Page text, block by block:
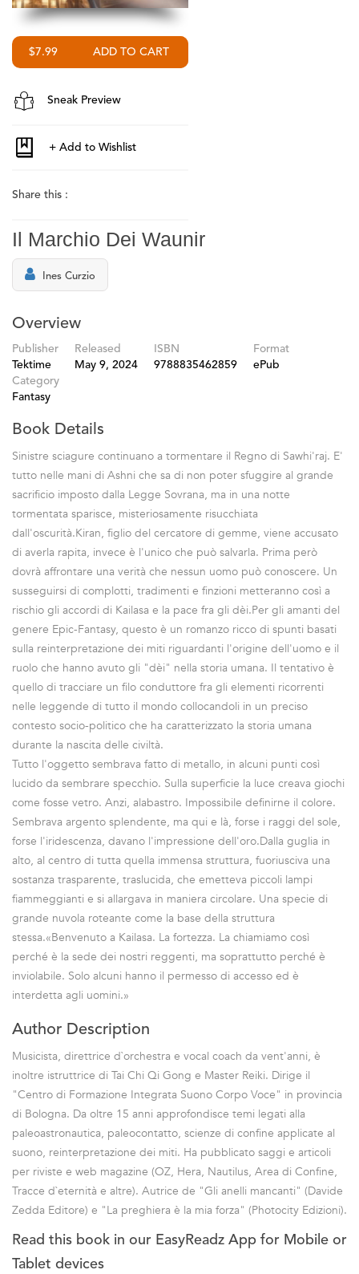
$7.99
Sneak Preview
Share this :
Il Marchio Dei Waunir
Ines Curzio
Overview
Publisher
Tektime
Released
May 9, 2024
ISBN
9788835462859
Format
ePub
Category
Fantasy
Book Details
Sinistre sciagure continuano a tormentare il Regno di Sawhi'raj. E'
tutto nelle mani di Ashni che sa di non poter sfuggire al grande
sacrificio imposto dalla Legge Sovrana, ma in una notte
tormentata sparisce, misteriosamente risucchiata
dall'oscurità.Kiran, figlio del cercatore di gemme, viene accusato
di averla rapita, invece è l'unico che può salvarla. Prima però
dovrà affrontare una verità che nessun uomo può conoscere. Un
susseguirsi di complotti, tradimenti e finzioni metteranno così a
rischio gli accordi di Kailasa e la pace fra gli dèi.Per gli amanti del
genere Epic-Fantasy, questo è un romanzo ricco di spunti basati
sulla reinterpretazione dei miti riguardanti l'origine dell'uomo e il
ruolo che hanno avuto gli "dèi" nella storia umana. Il tentativo è
quello di tracciare un filo conduttore fra gli elementi ricorrenti
nelle leggende di tutto il mondo collocandoli in un preciso
contesto socio-politico che ha caratterizzato la storia umana
durante la nascita delle civiltà.
Tutto l'oggetto sembrava fatto di metallo, in alcuni punti così
lucido da sembrare specchio. Sulla superficie la luce creava giochi
come fosse vetro. Anzi, alabastro. Impossibile definirne il colore.
Sembrava argento splendente, ma qui e là, forse i raggi del sole,
forse l'iridescenza, davano l'impressione dell'oro.Dalla guglia in
alto, al centro di tutta quella immensa struttura, fuoriusciva una
sostanza trasparente, traslucida, che emetteva piccoli lampi
fiammeggianti e si allargava in maniera circolare. Una specie di
grande nuvola roteante come la base della struttura
stessa.«Benvenuto a Kailasa. La fortezza. La chiamiamo così
perché è la sede dei nostri reggenti, ma soprattutto perché è
inviolabile. Solo alcuni hanno il permesso di accesso ed è
interdetta agli uomini.»
Author Description
Musicista, direttrice d`orchestra e vocal coach da vent'anni, è
inoltre istruttrice di Tai Chi Qi Gong e Master Reiki. Dirige il
"Centro di Formazione Integrata Suono Corpo Voce" in provincia
di Bologna. Da oltre 15 anni approfondisce temi legati alla
paleoastronautica, paleocontatto, scienze di confine applicate al
suono, reinterpretazione dei miti. Ha pubblicato saggi e articoli
per riviste e web magazine (OZ, Hera, Nautilus, Area di Confine,
Tracce d`eternità e altre). Autrice de "Gli anelli mancanti" (Davide
Zedda Editore) e "La preghiera è la mia forza" (Photocity Edizioni).
Read this book in our EasyReadz App for Mobile or
Tablet devices